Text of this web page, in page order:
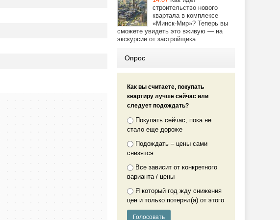
строительство нового
квартала в комплексе
«Минск-Мир»? Теперь вы
сможете увидеть это вживую — на
экскурсии от застройщика
Опрос
Как вы считаете, покупать
квартиру лучше сейчас или
следует подождать?
Покупать сейчас, пока не
стало еще дороже
Подождать – цены сами
снизятся
Все зависит от конкретного
варианта / цены
Я который год жду снижения
цен и только потерял(а) от этого